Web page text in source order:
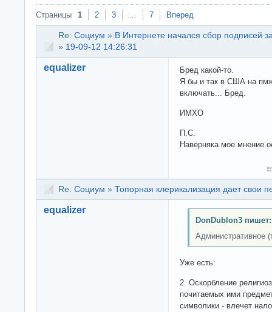
Страницы 1 2 3 … 7 Вперед
Re: Социум » В Интернете начался сбор подписей
» 19-09-12 14:26:31
equalizer
Бред какой-то.
Я бы и так в США на
включать... Бред.
ИМХО
П.С.
Наверняка мое мнение
Re: Социум » Топорная клерикализация дает свои
equalizer
DonDublon3 пишет:
Административное
Уже есть:
2. Оскорбление
почитаемых ими
символики - влечет